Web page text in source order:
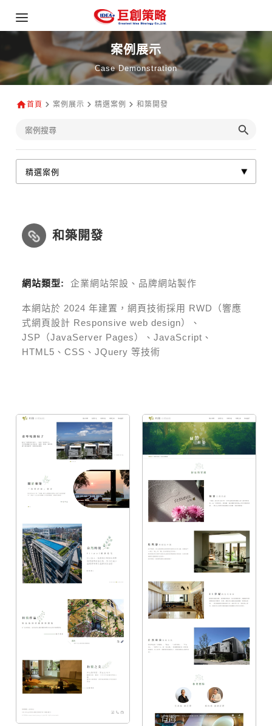
案例展示
Case Demonstration
首頁 案例展示 精選案例 和築開發
和築開發
網站類型: 企業網站架設、品牌網站製作
本網站於 2024 年建置，網頁技術採用 RWD（響應
式網頁設計 Responsive web design）、
JSP（JavaServer Pages）、JavaScript、
HTML5、CSS、JQuery 等技術